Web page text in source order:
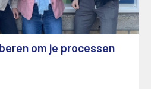
om je processen